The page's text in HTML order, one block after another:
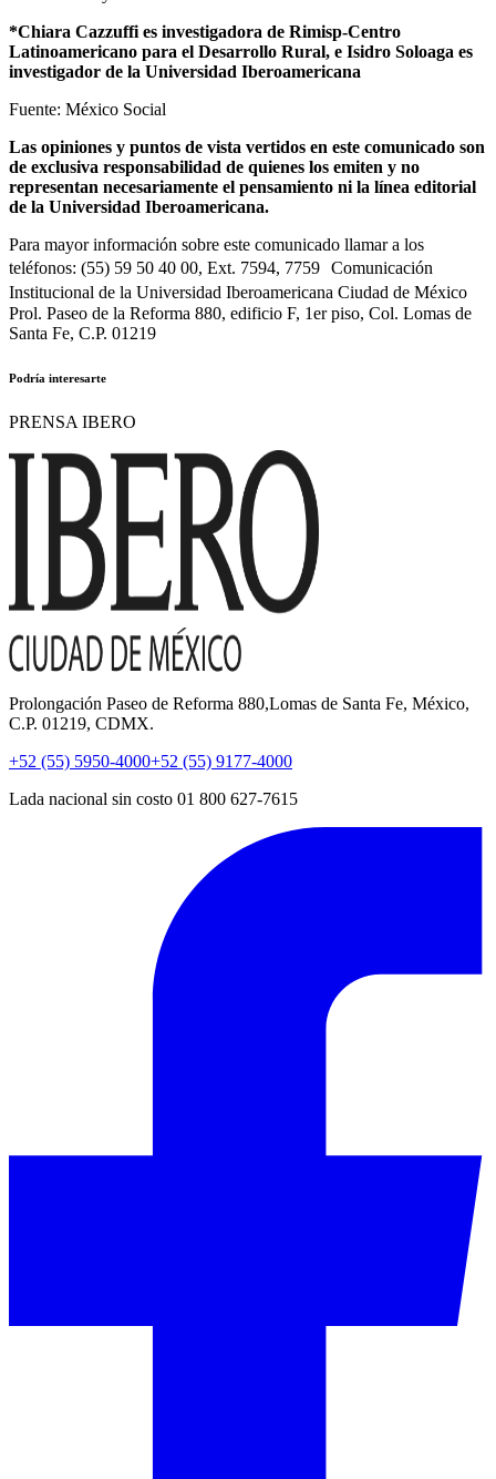
*Chiara Cazzuffi es investigadora de Rimisp-Centro
Latinoamericano para el Desarrollo Rural, e Isidro Soloaga es
investigador de la Universidad Iberoamericana
Fuente: México Social
Las opiniones y puntos de vista vertidos en este comunicado son
de exclusiva responsabilidad de quienes los emiten y no
representan necesariamente el pensamiento ni la línea editorial
de la Universidad Iberoamericana.
Para mayor información sobre este comunicado llamar a los
teléfonos: (55) 59 50 40 00, Ext. 7594, 7759 Comunicación
Institucional de la Universidad Iberoamericana Ciudad de México
Prol. Paseo de la Reforma 880, edificio F, 1er piso, Col. Lomas de
Santa Fe, C.P. 01219
Podría interesarte
PRENSA IBERO
Prolongación Paseo de Reforma 880,Lomas de Santa Fe, México,
C.P. 01219, CDMX.
+52 (55) 5950-4000+52 (55) 9177-4000
Lada nacional sin costo 01 800 627-7615